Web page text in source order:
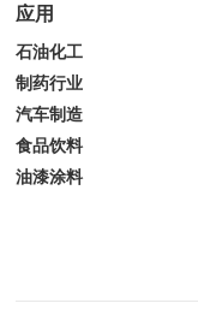
应用
石油化工
制药行业
汽车制造
食品饮料
油漆涂料